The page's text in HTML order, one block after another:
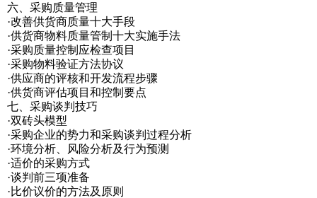
六、采购质量管理
·改善供货商质量十大手段
·供货商物料质量管制十大实施手法
·采购质量控制应检查项目
·采购物料验证方法协议
·供应商的评核和开发流程步骤
·供货商评估项目和控制要点
七、采购谈判技巧
·双砖头模型
·采购企业的势力和采购谈判过程分析
·环境分析、风险分析及行为预测
·适价的采购方式
·谈判前三项准备
·比价议价的方法及原则